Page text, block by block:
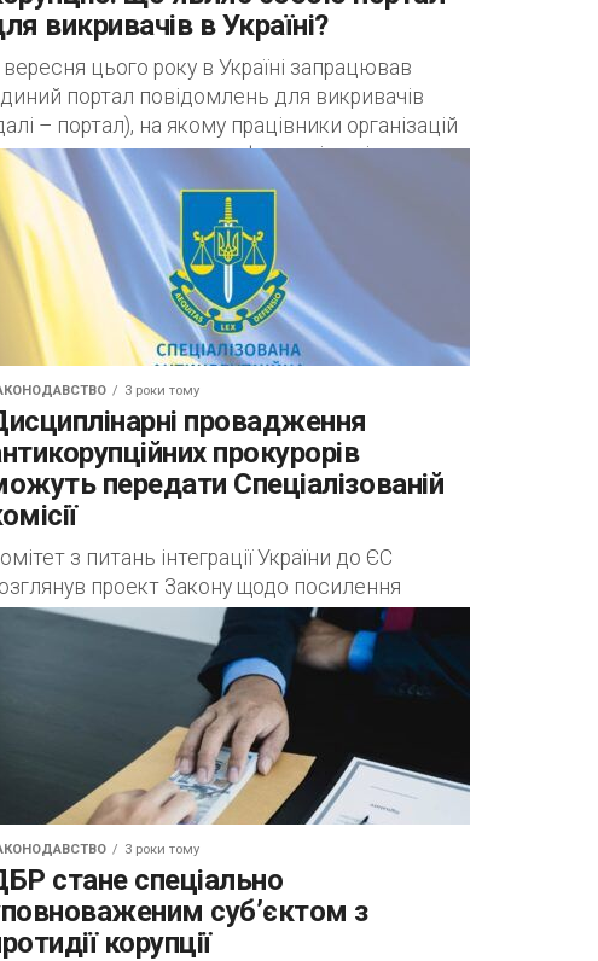
викривачів в Україні?
вересня цього року в Україні запрацював
портал повідомлень для викривачів
– портал), на якому працівники організацій
в електронному форматі повідомляти
органи...
3 роки тому
провадження
прокурорів
передати Спеціалізованій
з питань інтеграції України до ЄС
проект Закону щодо посилення
самостійності Спеціалізованої антикорупційної
прокуратури № 10060, яким, зокрема
передбачено: – вдосконалити процедури
3 роки тому
стане спеціально
суб’єктом з
корупції